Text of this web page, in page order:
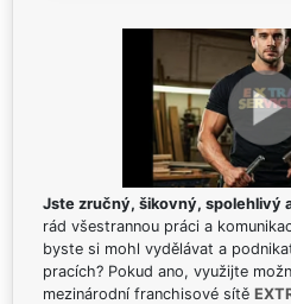
Jste zručný, šikovný, spolehlivý
rád všestrannou práci a
byste si mohl vydělávat a
pracích? Pokud ano, využijte
mezinárodní franchisové sítě